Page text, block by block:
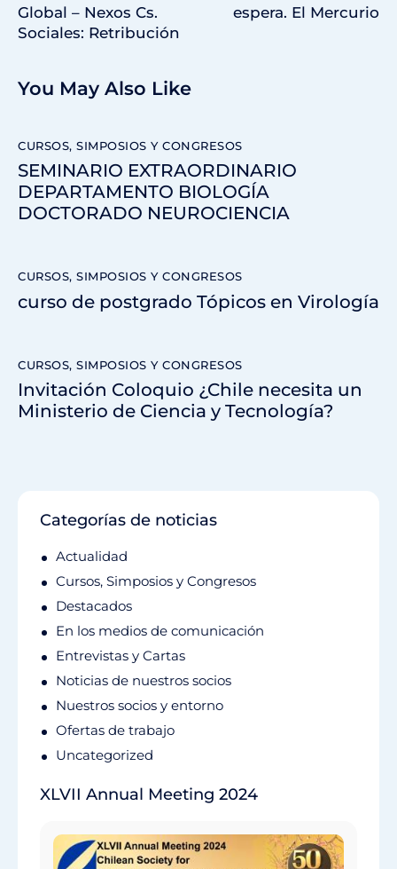
Global – Nexos Cs.
Sociales: Retribución
espera. El Mercurio
You May Also Like
CURSOS, SIMPOSIOS Y CONGRESOS
SEMINARIO EXTRAORDINARIO
DEPARTAMENTO BIOLOGÍA
DOCTORADO NEUROCIENCIA
CURSOS, SIMPOSIOS Y CONGRESOS
curso de postgrado Tópicos en Virología
CURSOS, SIMPOSIOS Y CONGRESOS
Invitación Coloquio ¿Chile necesita un
Ministerio de Ciencia y Tecnología?
Categorías de noticias
Actualidad
Cursos, Simposios y Congresos
Destacados
En los medios de comunicación
Entrevistas y Cartas
Noticias de nuestros socios
Nuestros socios y entorno
Ofertas de trabajo
Uncategorized
XLVII Annual Meeting 2024